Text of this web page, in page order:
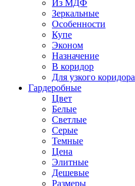
Из МДФ
Зеркальные
Особенности
Купе
Эконом
Назначение
В коридор
Для узкого коридора
Гардеробные
Цвет
Белые
Светлые
Серые
Темные
Цена
Элитные
Дешевые
Размеры